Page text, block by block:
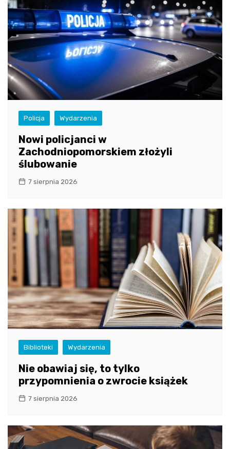
Policja Wydarzenia
Nowi policjanci w
Zachodniopomorskiem złożyli
ślubowanie
7 sierpnia 2026
Biblioteki Wydarzenia
Nie obawiaj się, to tylko
przypomnienia o zwrocie książek
7 sierpnia 2026